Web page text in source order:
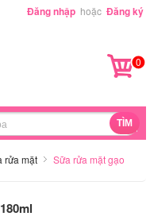
Đăng nhập hoặc Đăng ký
0
rửa mặt Sữa rửa mặt gạo